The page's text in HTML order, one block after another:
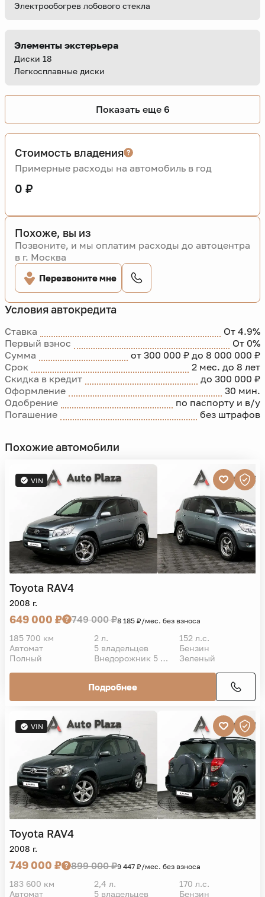
Электрообогрев лобового стекла
Элементы экстерьера
Диски 18
Легкосплавные диски
Показать еще 6
Условия автокредита
Ставка
От 4.9%
Первый взнос
От 0%
Сумма
от 300 000 ₽ до 8 000 000 ₽
Срок
2 мес. до 8 лет
Скидка в кредит
до 300 000 ₽
Оформление
30 мин.
Одобрение
по паспорту и в/у
Погашение
без штрафов
Стоимость владения
Примерные расходы на автомобиль в год
0 ₽
Похоже, вы из
Позвоните, и мы оплатим расходы до автоцентра
в г. Москва
Перезвоните мне
Похожие автомобили
VIN
Toyota RAV4
2008 г.
649 000 ₽ 749 000 ₽8 185 ₽/мес. без взноса
185 700 км 2 л.
152 л.с.
Автомат
5 владельцев
Бензин
Полный
Внедорожник 5 дв. Зеленый
Подробнее
VIN
Toyota RAV4
2008 г.
749 000 ₽ 899 000 ₽9 447 ₽/мес. без взноса
183 600 км 2,4 л.
170 л.с.
Автомат
5 владельцев Бензин